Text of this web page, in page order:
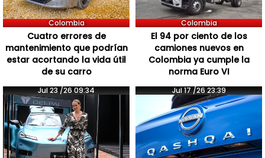
Colombia
Cuatro errores de
mantenimiento que podrían
estar acortando la vida útil
de su carro
Colombia
El 94 por ciento de los
camiones nuevos en
Colombia ya cumple la
norma Euro VI
Jul 23 /26 09:34 Jul 17 /26 23:39